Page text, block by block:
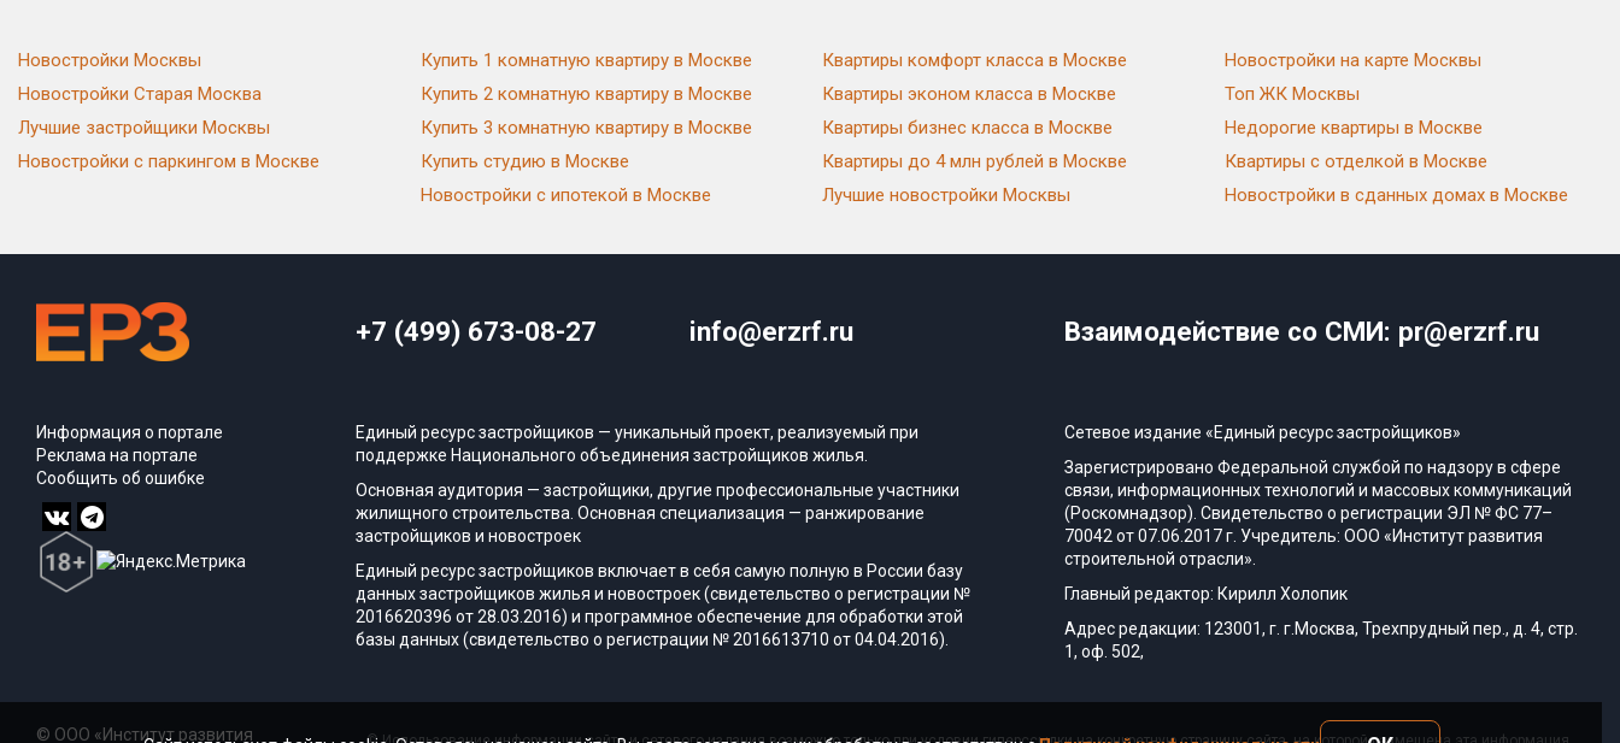
Новостройки Москвы
Новостройки Старая Москва
Лучшие застройщики Москвы
Новостройки с паркингом в Москве
Купить 1 комнатную квартиру в Москве
Купить 2 комнатную квартиру в Москве
Купить 3 комнатную квартиру в Москве
Купить студию в Москве
Новостройки с ипотекой в Москве
Квартиры комфорт класса в Москве
Квартиры эконом класса в Москве
Квартиры бизнес класса в Москве
Квартиры до 4 млн рублей в Москве
Лучшие новостройки Москвы
Новостройки на карте Москвы
Топ ЖК Москвы
Недорогие квартиры в Москве
Квартиры с отделкой в Москве
Новостройки в сданных домах в Москве
+7 (499) 673-08-27 info@erzrf.ru Взаимодействие со СМИ: pr@erzrf.ru
Информация о портале
Реклама на портале
Сообщить об ошибке
Единый ресурс застройщиков — уникальный проект, реализуемый при
поддержке Национального объединения застройщиков жилья.
Основная аудитория — застройщики, другие профессиональные участники
жилищного строительства. Основная специализация — ранжирование
застройщиков и новостроек
Единый ресурс застройщиков включает в себя самую полную в России базу
данных застройщиков жилья и новостроек (свидетельство о регистрации №
2016620396 от 28.03.2016) и программное обеспечение для обработки этой
базы данных (свидетельство о регистрации № 2016613710 от 04.04.2016).
Сетевое издание «Единый ресурс застройщиков»
Зарегистрировано Федеральной службой по надзору в сфере
связи, информационных технологий и массовых коммуникаций
(Роскомнадзор). Свидетельство о регистрации ЭЛ № ФС 77–
70042 от 07.06.2017 г. Учредитель: ООО «Институт развития
строительной отрасли».
Главный редактор: Кирилл Холопик
Адрес редакции: 123001, г. г.Москва, Трехпрудный пер., д. 4, стр.
1, оф. 502,
© ООО «Институт развития